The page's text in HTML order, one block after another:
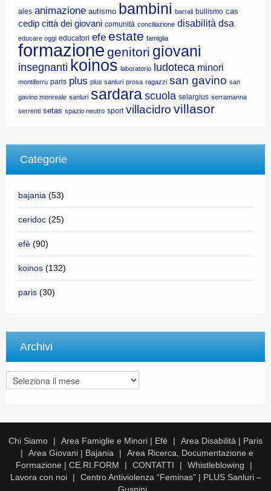
ales animazione autismo bambini barrali bullismo cas
cedip città dei giovani comunità conciliazione disabilità dsa
educare oggi educatori efe estate famiglia
formazione genitori giovani
insegnanti koinos laboratorio ludoteca minori
montiferru paris plus plus sanluri prosa ragazzi san gavino san
gavino monreale sanluri sardara scuola selargius serramanna
serrenti setas spazio neutro sport villacidro villasor
Categorie
bajania (53)
ceridoc (25)
efè (90)
koinos (132)
paris (30)
Archivi
Archivi
Chi Siamo Area Famiglie e Minori | Efè
Area Disabilità | Paris
Area Giovani | Bajania
Area Ricerca, Documentazione e
Formazione | CE.RI.FORM
CONTATTI
Whistleblowing
Lavora con noi
Centro Antiviolenza “Feminas” | PLUS Sanluri –